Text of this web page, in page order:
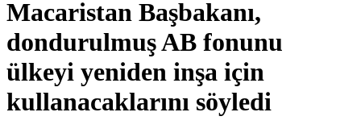
Macaristan Başbakanı,
dondurulmuş AB fonunu
ülkeyi yeniden inşa için
kullanacaklarını söyledi